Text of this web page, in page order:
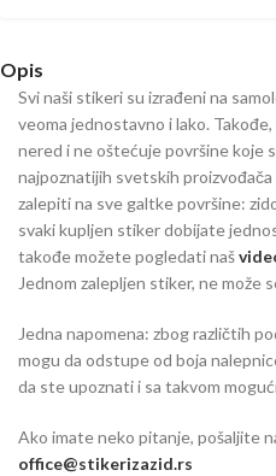
Opis
Svi naši stikeri su izrađeni na
veoma jednostavno i lako.
nered i ne oštećuje površine koje
najpoznatijih svetskih proizvođača
zalepiti na sve galtke površine:
svaki kupljen stiker dobijate
takođe možete pogledati naš
Jednom zalepljen stiker, ne može
Jedna napomena: zbog različtih
mogu da odstupe od boja
da ste upoznati i sa takvom
Ako imate neko pitanje, pošaljite
office@stikerizazid.rs